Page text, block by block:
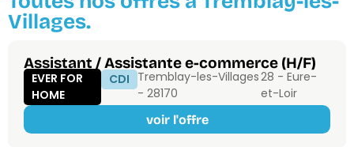
Villages.
Assistant / Assistante e-commerce (H/F)
EVER FOR
HOME
CDI Tremblay-les-Villages
- 28170
28 - Eure-
et-Loir
voir l'offre